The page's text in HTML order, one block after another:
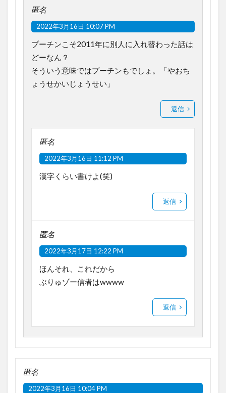
匿名
2022年3月16日 10:07 PM
プーチンこそ2011年に別人に入れ替わった話は
どーなん？
そういう意味ではプーチンもでしょ。「やおち
ょうせかいじょうせい」
返信
匿名
2022年3月16日 11:12 PM
漢字くらい書けよ(笑)
返信
匿名
2022年3月17日 12:22 PM
ほんそれ、これだから
ぶりゅゾー信者はwwww
返信
匿名
2022年3月16日 10:04 PM